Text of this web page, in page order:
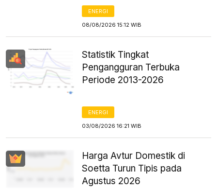
ENERGI
08/08/2026 15:12 WIB
Statistik Tingkat
Pengangguran Terbuka
Periode 2013-2026
ENERGI
03/08/2026 16:21 WIB
Harga Avtur Domestik di
Soetta Turun Tipis pada
Agustus 2026